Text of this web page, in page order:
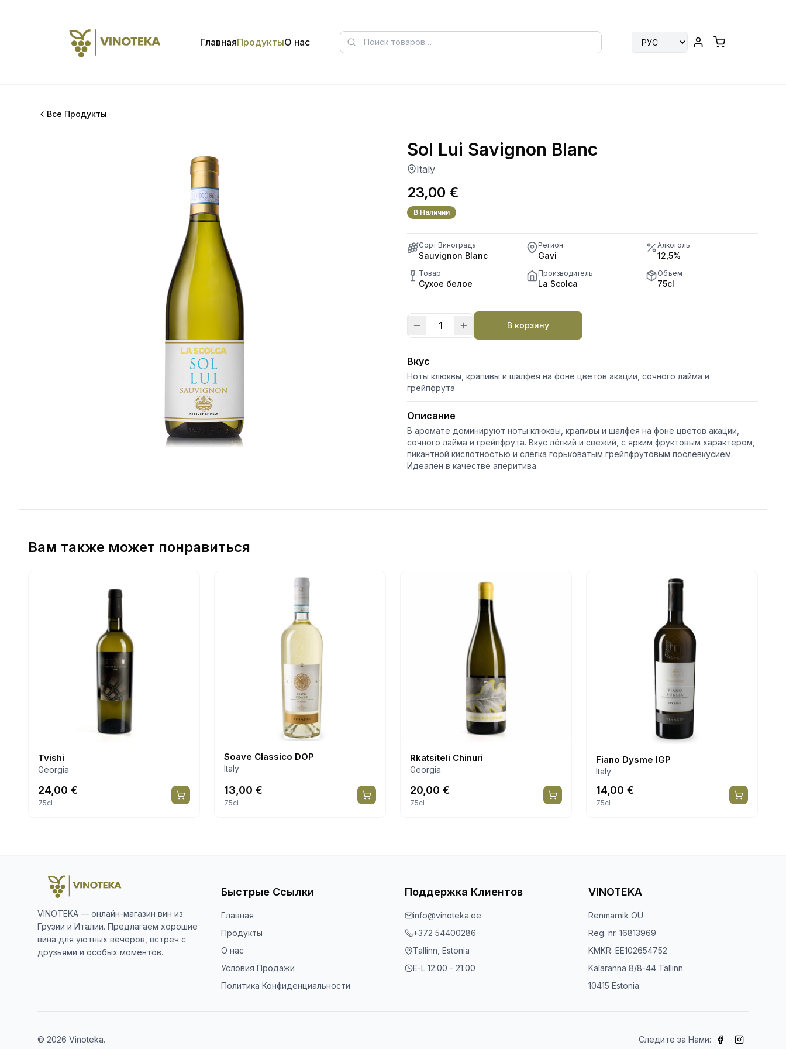
ГлавнаяПродуктыО нас
Все Продукты
Sol Lui Savignon Blanc
Italy
23,00 €
В Наличии
Сорт Винограда
Sauvignon Blanc
Регион
Gavi
Алкоголь
12,5%
Товар
Сухое белое
Производитель
La Scolca
Объем
75cl
Количество
товара
Sol
Lui
Savignon
Blanc
В корзину
Вкус
Ноты клюквы, крапивы и шалфея на фоне цветов акации, сочного лайма и
грейпфрута
Описание
В аромате доминируют ноты клюквы, крапивы и шалфея на фоне цветов акации,
сочного лайма и грейпфрута. Вкус лёгкий и свежий, с ярким фруктовым характером,
пикантной кислотностью и слегка горьковатым грейпфрутовым послевкусием.
Идеален в качестве аперитива.
Вам также может понравиться
Tvishi
Georgia
24,00 €
75cl
Soave Classico DOP
Italy
13,00 €
75cl
Rkatsiteli Chinuri
Georgia
20,00 €
75cl
Fiano Dysme IGP
Italy
14,00 €
75cl
VINOTEKA — онлайн-магазин вин из
Грузии и Италии. Предлагаем хорошие
вина для уютных вечеров, встреч с
друзьями и особых моментов.
Быстрые Ссылки
Главная
Продукты
О нас
Условия Продажи
Политика Конфиденциальности
Поддержка Клиентов
info@vinoteka.ee
+372 54400286
Tallinn, Estonia
E-L 12:00 - 21:00
VINOTEKA
Renmarnik OÜ
Reg. nr. 16813969
KMKR: EE102654752
Kalaranna 8/8-44 Tallinn
10415 Estonia
© 2026 Vinoteka. Следите за Нами: